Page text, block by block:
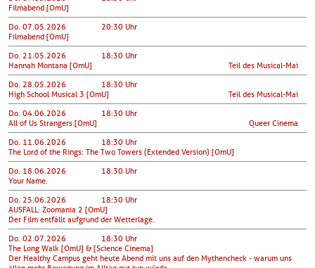
Filmabend [OmU]
Do. 07.05.2026
20:30 Uhr
Filmabend [OmU]
Do. 21.05.2026
18:30 Uhr
Hannah Montana [OmU]
Teil des Musical-Mai
Do. 28.05.2026
18:30 Uhr
High School Musical 3 [OmU]
Teil des Musical-Mai
Do. 04.06.2026
18:30 Uhr
All of Us Strangers [OmU]
Queer Cinema
Do. 11.06.2026
18:30 Uhr
The Lord of the Rings: The Two Towers (Extended Version) [OmU]
Do. 18.06.2026
18:30 Uhr
Your Name.
Do. 25.06.2026
18:30 Uhr
AUSFALL: Zoomania 2 [OmU]
Der Film entfällt aufgrund der Wetterlage.
Do. 02.07.2026
18:30 Uhr
The Long Walk [OmU] & [Science Cinema]
Der Healthy Campus geht heute Abend mit uns auf den Mythencheck - warum uns